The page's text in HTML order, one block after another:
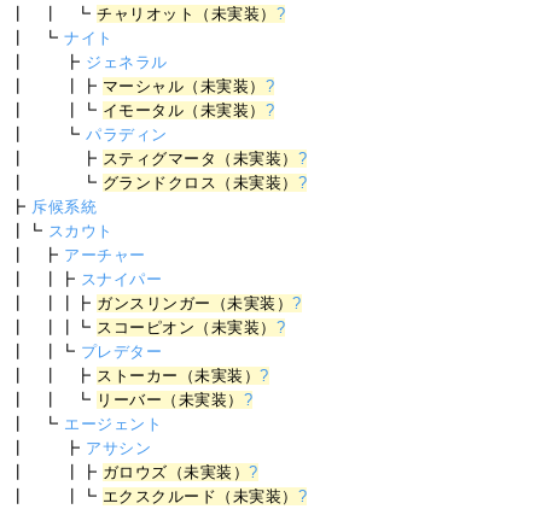
┃ ┃ ┗チャリオット（未実装） ?
┃ ┗ナイト
┃ ┣ ジェネラル
┃ ┃┣ マーシャル（未実装） ?
┃ ┃┗ イモータル（未実装） ?
┃ ┗パラディン
┃ ┣ スティグマータ（未実装） ?
┃ ┗ グランドクロス（未実装） ?
┣ 斥候系統
┃┗ スカウト
┃ ┣ アーチャー
┃ ┃┣ スナイパー
┃ ┃┃┣ ガンスリンガー（未実装）?
┃ ┃┃┗ スコーピオン（未実装） ?
┃ ┃┗ プレデター
┃ ┃ ┣ ストーカー（未実装）?
┃ ┃ ┗ リーバー（未実装） ?
┃ ┗ エージェント
┃ ┣ アサシン
┃ ┃┣ ガロウズ（未実装）?
┃ ┃┗ エクスクルード（未実装） ?